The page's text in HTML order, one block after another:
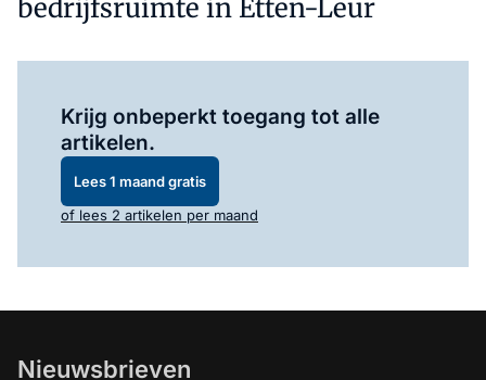
bedrijfsruimte in Etten-Leur
Krijg onbeperkt toegang tot alle
artikelen.
Lees 1 maand gratis
of lees 2 artikelen per maand
Nieuwsbrieven